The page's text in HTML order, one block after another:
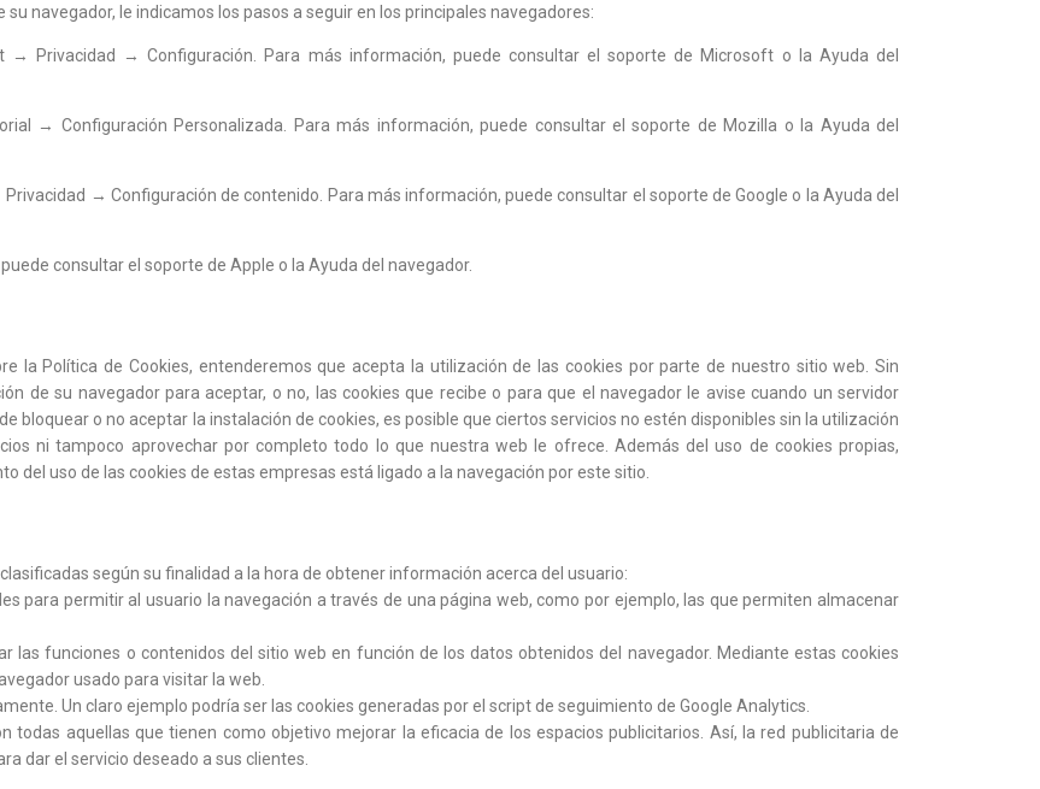
navegador, le indicamos los pasos a seguir en los principales navegadores:
→ Privacidad → Configuración. Para más información, puede consultar el soporte de Microsoft o la Ayuda del
→ Configuración Personalizada. Para más información, puede consultar el soporte de Mozilla o la Ayuda del
→ Configuración de contenido. Para más información, puede consultar el soporte de Google o la Ayuda del
consultar el soporte de Apple o la Ayuda del navegador.
la Política de Cookies, entenderemos que acepta la utilización de las cookies por parte de nuestro sitio web. Sin
de su navegador para aceptar, o no, las cookies que recibe o para que el navegador le avise cuando un servidor
bloquear o no aceptar la instalación de cookies, es posible que ciertos servicios no estén disponibles sin la utilización
ni tampoco aprovechar por completo todo lo que nuestra web le ofrece. Además del uso de cookies propias,
del uso de las cookies de estas empresas está ligado a la navegación por este sitio.
según su finalidad a la hora de obtener información acerca del usuario:
para permitir al usuario la navegación a través de una página web, como por ejemplo, las que permiten almacenar
las funciones o contenidos del sitio web en función de los datos obtenidos del navegador. Mediante estas cookies
usado para visitar la web.
Un claro ejemplo podría ser las cookies generadas por el script de seguimiento de Google Analytics.
todas aquellas que tienen como objetivo mejorar la eficacia de los espacios publicitarios. Así, la red publicitaria de
dar el servicio deseado a sus clientes.